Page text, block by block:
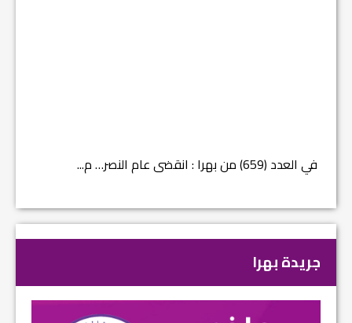
في العدد (659) من بهرا : انقضى عام النصر… م...
جريدة بهرا